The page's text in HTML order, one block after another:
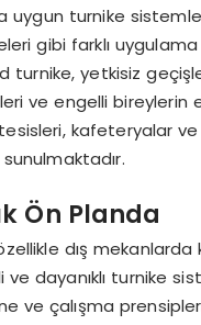
uygun turnike
gibi farklı
turnike, yetkisiz
ve engelli
kafeteryalar ve
Ön Planda
dış
ve dayanıklı turnike
ve çalışma